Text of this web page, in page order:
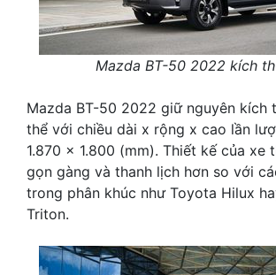
Mazda BT-50 2022 kích
Mazda BT-50 2022 giữ nguyên kích
thể với chiều dài x rộng x cao lần
1.870 x 1.800 (mm). Thiết kế của xe
gọn gàng và thanh lịch hơn so với
trong phân khúc như Toyota Hilux
Triton.